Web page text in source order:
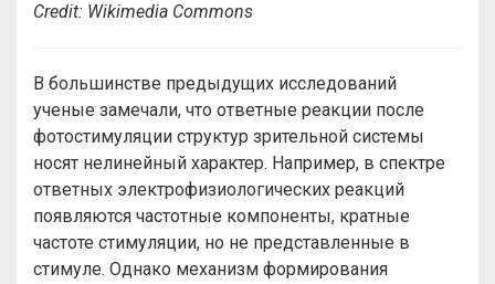
Credit: Wikimedia Commons
В большинстве предыдущих исследований
ученые замечали, что ответные реакции после
фотостимуляции структур зрительной системы
носят нелинейный характер. Например, в спектре
ответных электрофизиологических реакций
появляются частотные компоненты, кратные
частоте стимуляции, но не представленные в
стимуле. Однако механизм формирования